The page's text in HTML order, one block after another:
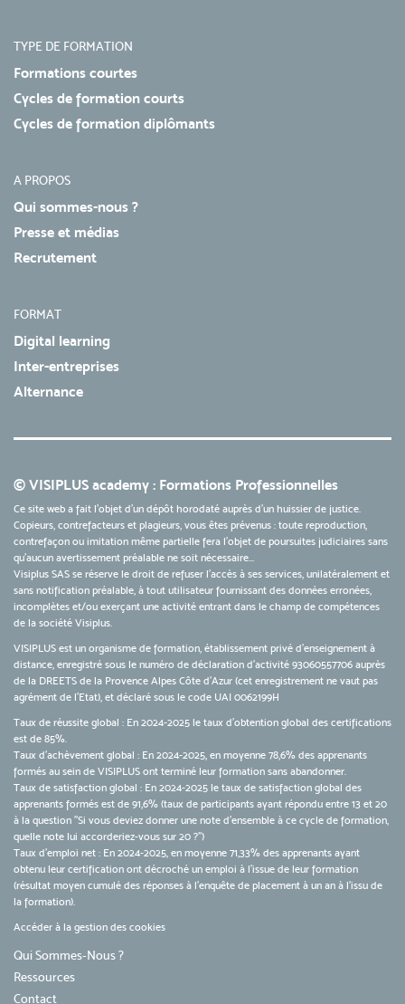
TYPE DE FORMATION
Formations courtes
Cycles de formation courts
Cycles de formation diplômants
A PROPOS
Qui sommes-nous ?
Presse et médias
Recrutement
FORMAT
Digital learning
Inter-entreprises
Alternance
© VISIPLUS academy : Formations Professionnelles
Ce site web a fait l'objet d'un dépôt horodaté auprès d'un huissier de justice.
Copieurs, contrefacteurs et plagieurs, vous êtes prévenus : toute reproduction,
contrefaçon ou imitation même partielle fera l'objet de poursuites judiciaires sans
qu’aucun avertissement préalable ne soit nécessaire...
Visiplus SAS se réserve le droit de refuser l'accès à ses services, unilatéralement et
sans notification préalable, à tout utilisateur fournissant des données erronées,
incomplètes et/ou exerçant une activité entrant dans le champ de compétences
de la société Visiplus.
VISIPLUS est un organisme de formation, établissement privé d’enseignement à
distance, enregistré sous le numéro de déclaration d’activité 93060557706 auprès
de la DREETS de la Provence Alpes Côte d’Azur (cet enregistrement ne vaut pas
agrément de l’Etat), et déclaré sous le code UAI 0062199H
Taux de réussite global : En 2024-2025 le taux d'obtention global des certifications
est de 85%.
Taux d’achèvement global : En 2024-2025, en moyenne 78,6% des apprenants
formés au sein de VISIPLUS ont terminé leur formation sans abandonner.
Taux de satisfaction global : En 2024-2025 le taux de satisfaction global des
apprenants formés est de 91,6% (taux de participants ayant répondu entre 13 et 20
à la question "Si vous deviez donner une note d’ensemble à ce cycle de formation,
quelle note lui accorderiez-vous sur 20 ?")
Taux d’emploi net : En 2024-2025, en moyenne 71,33% des apprenants ayant
obtenu leur certification ont décroché un emploi à l'issue de leur formation
(résultat moyen cumulé des réponses à l'enquête de placement à un an à l'issu de
la formation).
Accéder à la gestion des cookies
Qui Sommes-Nous ?
Ressources
Contact